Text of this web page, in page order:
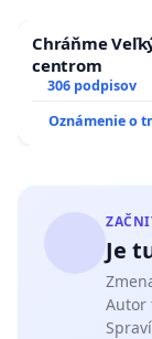
Chráňme
centrom
306 podpisov
Oznámenie o
Je
Autor